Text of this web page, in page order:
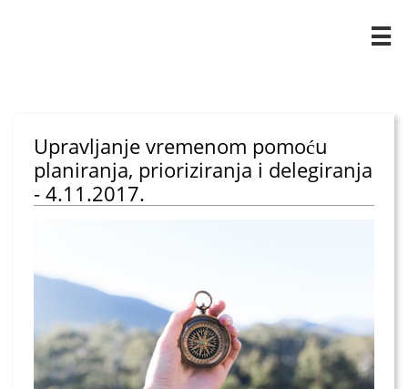

Upravljanje vremenom pomoću
planiranja, prioriziranja i delegiranja
- 4.11.2017.